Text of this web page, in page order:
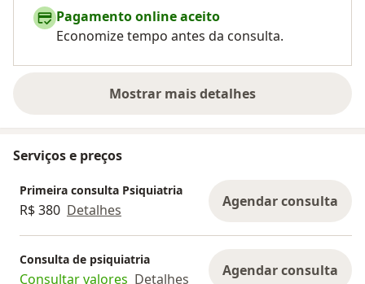
Pagamento online aceito
Economize tempo antes da consulta.
Mostrar mais detalhes
sobre a experiência
Serviços e preços
Primeira consulta Psiquiatria
R$ 380 Detalhes Agendar consulta
Consulta de psiquiatria
Consultar valores Detalhes Agendar consulta